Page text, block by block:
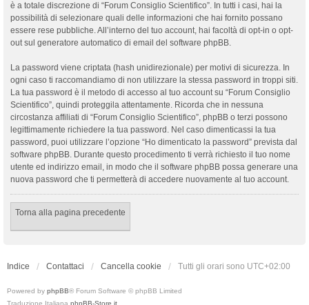
è a totale discrezione di “Forum Consiglio Scientifico”. In tutti i casi, hai la
possibilità di selezionare quali delle informazioni che hai fornito possano
essere rese pubbliche. All’interno del tuo account, hai facoltà di opt-in o opt-
out sul generatore automatico di email del software phpBB.
La password viene criptata (hash unidirezionale) per motivi di sicurezza. In
ogni caso ti raccomandiamo di non utilizzare la stessa password in troppi siti.
La tua password è il metodo di accesso al tuo account su “Forum Consiglio
Scientifico”, quindi proteggila attentamente. Ricorda che in nessuna
circostanza affiliati di “Forum Consiglio Scientifico”, phpBB o terzi possono
legittimamente richiedere la tua password. Nel caso dimenticassi la tua
password, puoi utilizzare l’opzione “Ho dimenticato la password” prevista dal
software phpBB. Durante questo procedimento ti verrà richiesto il tuo nome
utente ed indirizzo email, in modo che il software phpBB possa generare una
nuova password che ti permetterà di accedere nuovamente al tuo account.
Torna alla pagina precedente
Indice Contattaci Cancella cookie Tutti gli orari sono UTC+02:00
Powered by phpBB® Forum Software © phpBB Limited
Traduzione Italiana phpBB-Store.it